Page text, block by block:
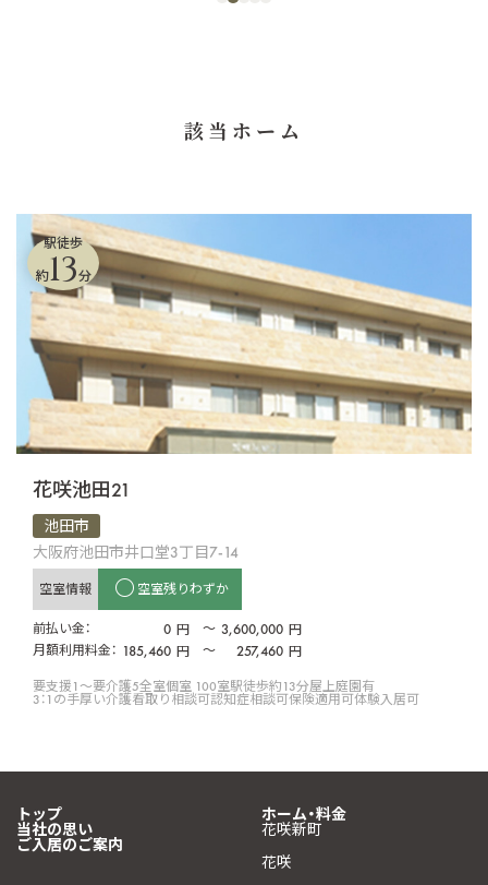
該当ホーム
駅徒歩
約13分
花咲池田21
池田市
大阪府池田市井口堂3丁目7-14
空室情報 空室残りわずか
前払い金： 0 円 〜 3,600,000 円
月額利用料金： 185,460 円 〜 257,460 円
要支援1〜要介護5全室個室 100室駅徒歩約13分屋上庭園有
3：1の手厚い介護看取り相談可認知症相談可保険適用可体験入居可
トップ
当社の思い
ご入居のご案内
ホーム・料金
花咲新町
花咲